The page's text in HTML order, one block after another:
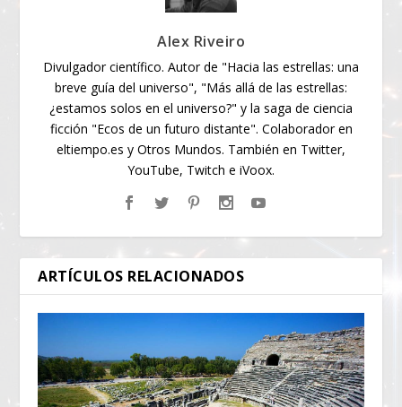
Alex Riveiro
Divulgador científico. Autor de "Hacia las estrellas: una
breve guía del universo", "Más allá de las estrellas:
¿estamos solos en el universo?" y la saga de ciencia
ficción "Ecos de un futuro distante". Colaborador en
eltiempo.es y Otros Mundos. También en Twitter,
YouTube, Twitch e iVoox.
ARTÍCULOS RELACIONADOS